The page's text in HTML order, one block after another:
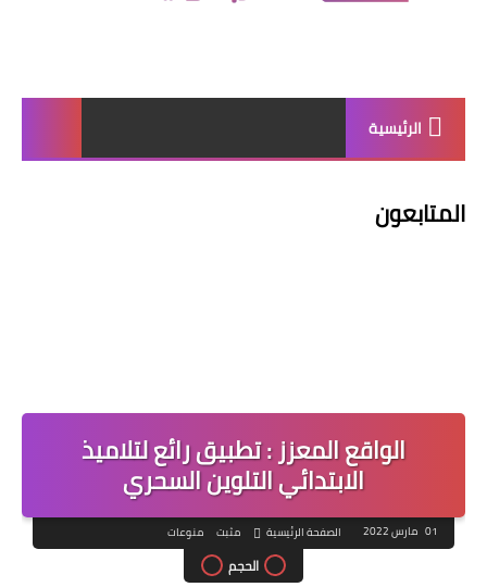
الرئيسية
المتابعون
الواقع المعزز : تطبيق رائع لتلاميذ
الابتدائي التلوين السحري
01 مارس 2022 الصفحة الرئيسية مثبت منوعات
الحجم